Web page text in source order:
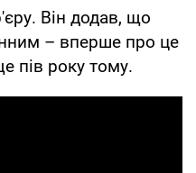
Він додав, що
– вперше про це
пів року тому.